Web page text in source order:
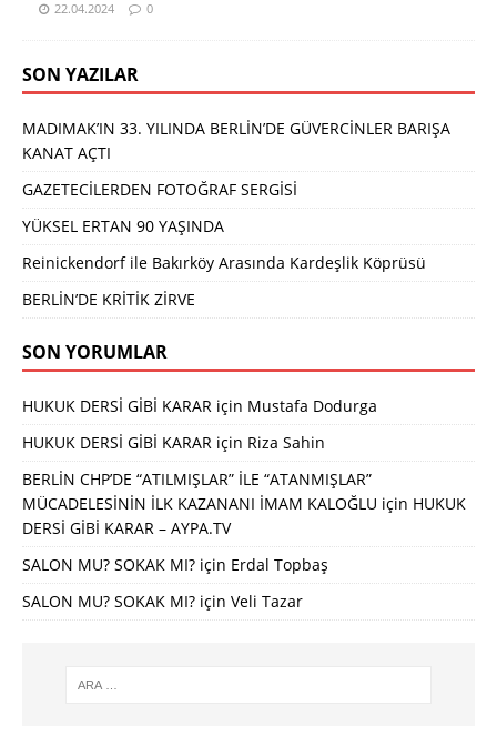
22.04.2024 0
SON YAZILAR
MADIMAK’IN 33. YILINDA BERLİN’DE GÜVERCİNLER BARIŞA
KANAT AÇTI
GAZETECİLERDEN FOTOĞRAF SERGİSİ
YÜKSEL ERTAN 90 YAŞINDA
Reinickendorf ile Bakırköy Arasında Kardeşlik Köprüsü
BERLİN’DE KRİTİK ZİRVE
SON YORUMLAR
HUKUK DERSİ GİBİ KARAR için Mustafa Dodurga
HUKUK DERSİ GİBİ KARAR için Riza Sahin
BERLİN CHP’DE “ATILMIŞLAR” İLE “ATANMIŞLAR”
MÜCADELESİNİN İLK KAZANANI İMAM KALOĞLU için HUKUK
DERSİ GİBİ KARAR – AYPA.TV
SALON MU? SOKAK MI? için Erdal Topbaş
SALON MU? SOKAK MI? için Veli Tazar